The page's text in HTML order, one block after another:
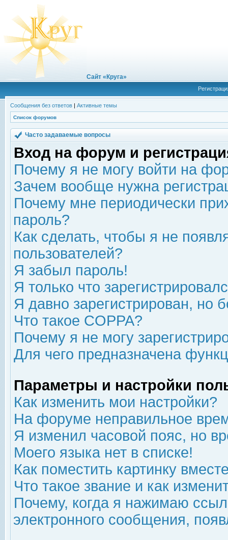
Сайт «Круга»
Сообщения без ответов | Активные темы
Список форумов
Часто задаваемые вопросы
Вход на форум и
Почему я не могу войти на
Зачем вообще нужна
Почему мне периодически
пароль?
Как сделать, чтобы я не
пользователей?
Я забыл пароль!
Я только что
Я давно зарегистрирован, но
Что такое COPPA?
Почему я не могу
Для чего предназначена
Параметры и настройки
Как изменить мои настройки?
На форуме неправильное
Я изменил часовой пояс, но
Моего языка нет в списке!
Как поместить картинку
Что такое звание и как
Почему, когда я нажимаю
электронного сообщения,